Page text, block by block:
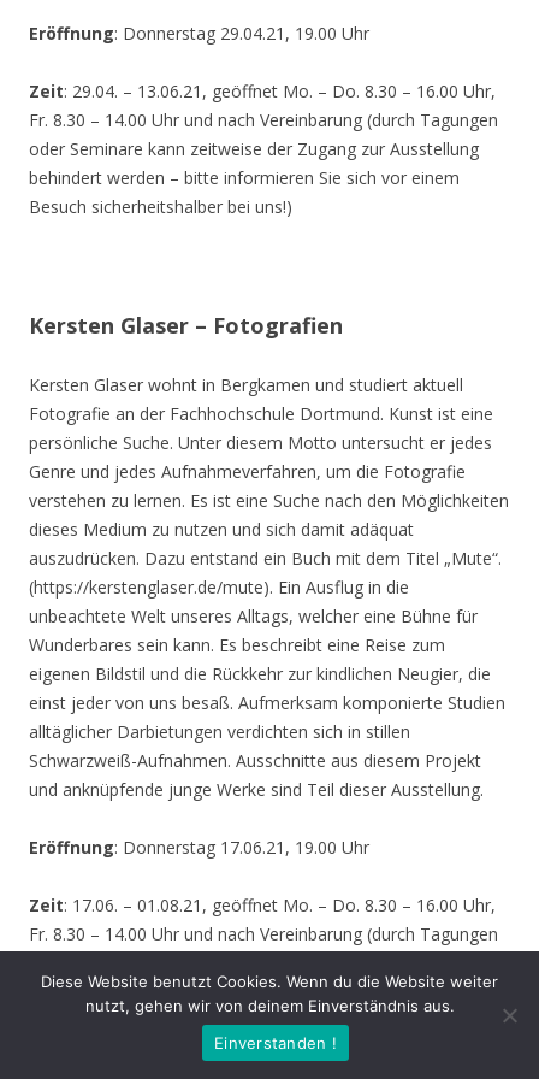
Eröffnung: Donnerstag 29.04.21, 19.00 Uhr
Zeit: 29.04. – 13.06.21, geöffnet Mo. – Do. 8.30 – 16.00 Uhr,
Fr. 8.30 – 14.00 Uhr und nach Vereinbarung (durch Tagungen
oder Seminare kann zeitweise der Zugang zur Ausstellung
behindert werden – bitte informieren Sie sich vor einem
Besuch sicherheitshalber bei uns!)
Kersten Glaser – Fotografien
Kersten Glaser wohnt in Bergkamen und studiert aktuell
Fotografie an der Fachhochschule Dortmund. Kunst ist eine
persönliche Suche. Unter diesem Motto untersucht er jedes
Genre und jedes Aufnahmeverfahren, um die Fotografie
verstehen zu lernen. Es ist eine Suche nach den Möglichkeiten
dieses Medium zu nutzen und sich damit adäquat
auszudrücken. Dazu entstand ein Buch mit dem Titel „Mute“.
(https://kerstenglaser.de/mute). Ein Ausflug in die
unbeachtete Welt unseres Alltags, welcher eine Bühne für
Wunderbares sein kann. Es beschreibt eine Reise zum
eigenen Bildstil und die Rückkehr zur kindlichen Neugier, die
einst jeder von uns besaß. Aufmerksam komponierte Studien
alltäglicher Darbietungen verdichten sich in stillen
Schwarzweiß-Aufnahmen. Ausschnitte aus diesem Projekt
und anknüpfende junge Werke sind Teil dieser Ausstellung.
Eröffnung: Donnerstag 17.06.21, 19.00 Uhr
Zeit: 17.06. – 01.08.21, geöffnet Mo. – Do. 8.30 – 16.00 Uhr,
Fr. 8.30 – 14.00 Uhr und nach Vereinbarung (durch Tagungen
behindert werden – bitte informieren Sie sich vor einem
Besuch sicherheitshalber bei uns!)
Diese Website benutzt Cookies. Wenn du die Website weiter
nutzt, gehen wir von deinem Einverständnis aus.
Einverstanden !